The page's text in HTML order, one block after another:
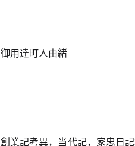
御用達町人由緒
創業記考異，当代記，家忠日